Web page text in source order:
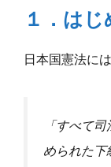
１．はじ
日本国憲法に
「すべて
められた下